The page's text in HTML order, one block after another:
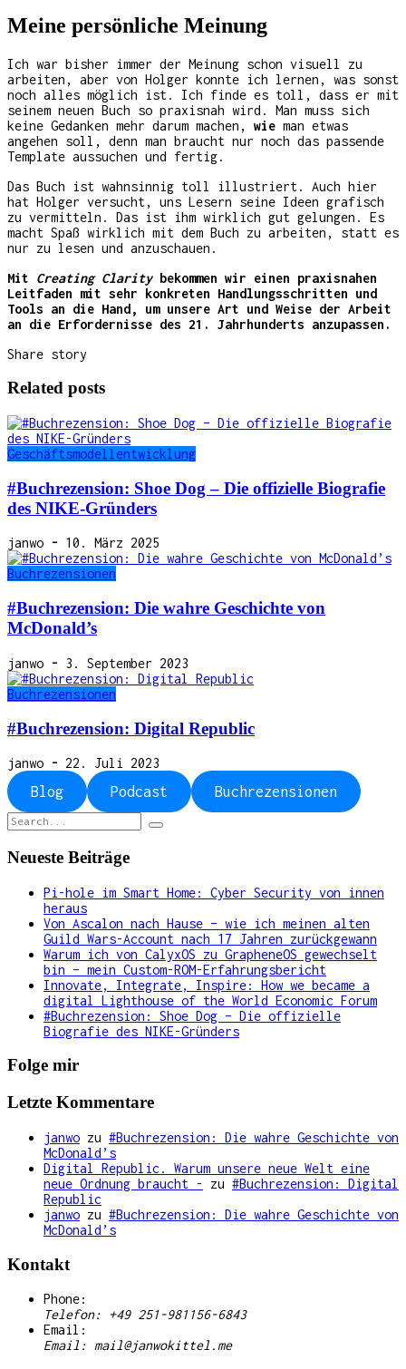
Meine persönliche Meinung
Ich war bisher immer der Meinung schon visuell zu
arbeiten, aber von Holger konnte ich lernen, was sonst
noch alles möglich ist. Ich finde es toll, dass er mit
seinem neuen Buch so praxisnah wird. Man muss sich
keine Gedanken mehr darum machen, wie man etwas
angehen soll, denn man braucht nur noch das passende
Template aussuchen und fertig.
Das Buch ist wahnsinnig toll illustriert. Auch hier
hat Holger versucht, uns Lesern seine Ideen grafisch
zu vermitteln. Das ist ihm wirklich gut gelungen. Es
macht Spaß wirklich mit dem Buch zu arbeiten, statt es
nur zu lesen und anzuschauen.
Mit Creating Claritybekommen wir einen praxisnahen
Leitfaden mit sehr konkreten Handlungsschritten und
Tools an die Hand, um unsere Art und Weise der Arbeit
an die Erfordernisse des 21. Jahrhunderts anzupassen.
Share story
Related posts
Geschäftsmodellentwicklung
#Buchrezension: Shoe Dog – Die offizielle Biografie
des NIKE-Gründers
janwo - 10. März 2025
Buchrezensionen
#Buchrezension: Die wahre Geschichte von
McDonald’s
janwo - 3. September 2023
Buchrezensionen
#Buchrezension: Digital Republic
janwo - 22. Juli 2023
Blog Podcast Buchrezensionen
Search
for:
Neueste Beiträge
Pi-hole im Smart Home: Cyber Security von innen
heraus
Von Ascalon nach Hause – wie ich meinen alten
Guild Wars-Account nach 17 Jahren zurückgewann
Warum ich von CalyxOS zu GrapheneOS gewechselt
bin – mein Custom-ROM-Erfahrungsbericht
Innovate, Integrate, Inspire: How we became a
digital Lighthouse of the World Economic Forum
#Buchrezension: Shoe Dog – Die offizielle
Biografie des NIKE-Gründers
Folge mir
Letzte Kommentare
janwo zu #Buchrezension: Die wahre Geschichte von
McDonald’s
Digital Republic. Warum unsere neue Welt eine
neue Ordnung braucht -
zu #Buchrezension: Digital
Republic
janwo zu #Buchrezension: Die wahre Geschichte von
McDonald’s
Kontakt
Phone:
Telefon: +49 251-981156-6843
Email:
Email: mail@janwokittel.me